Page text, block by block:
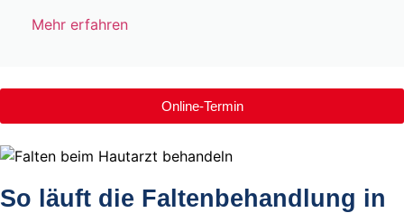
Mehr erfahren
Online-Termin
So läuft die Faltenbehandlung in